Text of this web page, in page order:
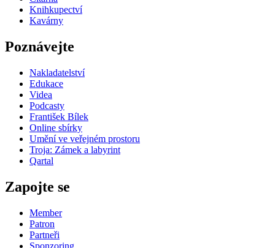
Knihkupectví
Kavárny
Poznávejte
Nakladatelství
Edukace
Videa
Podcasty
František Bílek
Online sbírky
Umění ve veřejném prostoru
Troja: Zámek a labyrint
Qartal
Zapojte se
Member
Patron
Partneři
Sponzoring